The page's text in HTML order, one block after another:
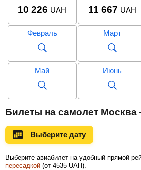
10 226 UAH 11 667 UAH
Февраль Март
Май Июнь
Сентябрь
Ноябрь
22 421 UAH 20 572 UAH
Билеты на самолет
Выберите дату
Выберите авиабилет на удобный прямой
пересадкой (от 4535 UAH).